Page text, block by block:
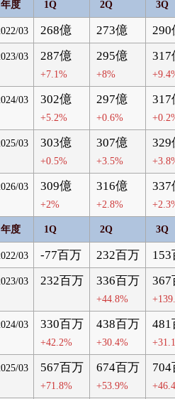
年度 1Q 2Q 3Q
03 268億 273億 290
03 287億
+7.1%
295億
+8%
317
03 302億
+5.2%
297億
+0.6%
317
03 303億
+0.5%
307億
+3.5%
329
03 309億
+2%
316億
+2.8%
337
年度 1Q 2Q 3Q
03 -77百万 232百万 153
03 232百万 336百万
+44.8%
367
03 330百万
+42.2%
438百万
+30.4%
481
03 567百万
+71.8%
674百万
+53.9%
704